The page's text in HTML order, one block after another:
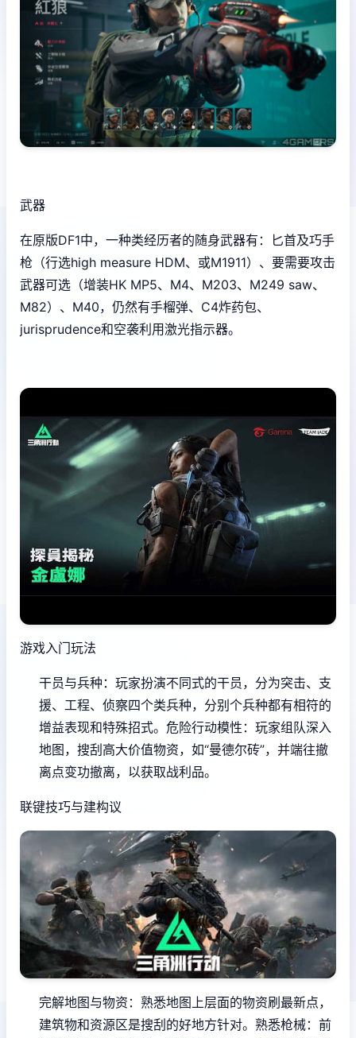
武器
在原版DF1中，一种类经历者的随身武器有：匕首及巧手
枪（行选high measure HDM、或M1911）、要需要攻击
武器可选（增装HK MP5、M4、M203、M249 saw、
M82）、M40，仍然有手榴弹、C4炸药包、
jurisprudence和空袭利用激光指示器。
游戏入门玩法
干员与兵种 ：玩家扮演不同式的干员，分为突击、支
援、工程、侦察四个类兵种，分别个兵种都有相符的
增益表现和特殊招式。 危险行动模性 ：玩家组队深入
地图，搜刮高大价值物资，如“曼德尔砖”，并端往撤
离点变功撤离，以获取战利品。
联键技巧与建构议
完解地图与物资 ：熟悉地图上层面的物资刷最新点，
建筑物和资源区是搜刮的好地方针对。 熟悉枪械：前